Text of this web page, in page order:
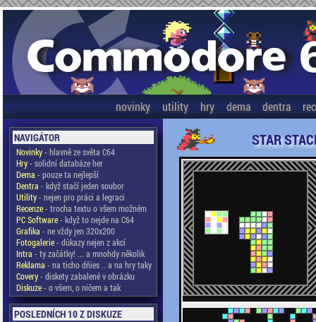
novinky utility hry dema dentra
NAVIGÁTOR
Novinky- hlavně ze světa C64
Hry- solidní databáze her
Dema - pouze ta nejlepší
Dentra - když stačí jeden soubor
Utility- nejen pro práci a legraci
Recenze- trocha textu o všem možném
PC Software- když to nejde na C64
Grafika - ne vždy jen 320x200
Fotogalerie- důkazy nejen z akcí
Intra - ty začátky! ... a mnohdy několik
Reklama - na ticho dňies .. a na hry taky
Covery- diskety zabalené v obrázku
Diskuze- o všem, o ničem a tak
POSLEDNÍCH 10 Z DISKUZE
STAR